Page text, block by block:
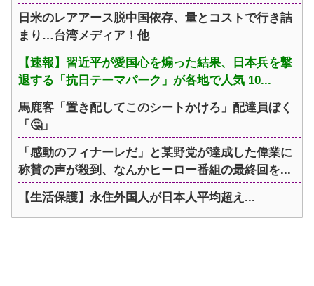
日米のレアアース脱中国依存、量とコストで行き詰
まり…台湾メディア！他
【速報】習近平が愛国心を煽った結果、日本兵を撃
退する「抗日テーマパーク」が各地で人気 10...
馬鹿客「置き配してこのシートかけろ」配達員ぼく
「🤔」
「感動のフィナーレだ」と某野党が達成した偉業に
称賛の声が殺到、なんかヒーロー番組の最終回を...
【生活保護】永住外国人が日本人平均超え...